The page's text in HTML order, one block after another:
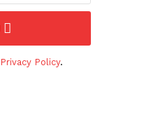
Privacy Policy.